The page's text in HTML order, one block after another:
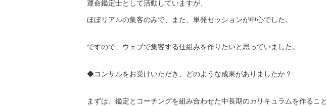
運命鑑定士として活動していますが、
ほぼリアルの集客のみで、また、単発セッションが中心でした。
ですので、ウェブで集客する仕組みを作りたいと思っていました。
◆コンサルをお受けいただき、どのような成果がありましたか？
まずは、 鑑定とコーチングを組み合わせた中長期のカリキュラムを作ること